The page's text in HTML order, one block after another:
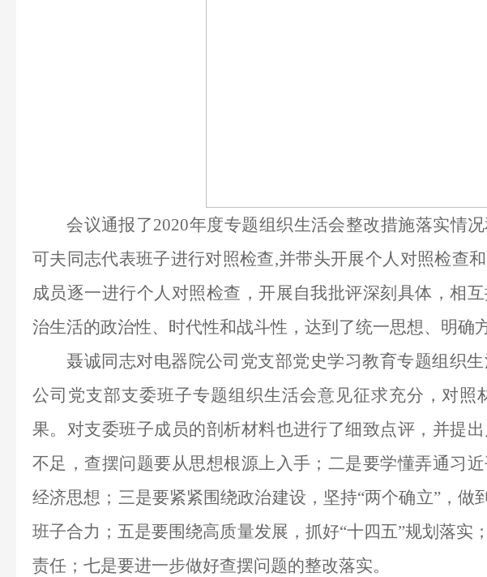
会议通报了2020年度专题组织生活会整改措施落实情
可夫 同志代表班子进行对照检查,并带头开展个人对照检查
成员逐一进行个人对照检查 ，开展自我批评深刻具体 ，相
治生活的政治性、时代性和战斗性，达到了统一思想、明确
聂诚同志对电器院公司党支部党史学习教育专题组织
公司 党支部支委班子专题组织生活会意见征求充分 ，对照
果。对支委班子成员的剖析材料也进行了细致点评 ， 并提出
不足，查摆问题要从思想根源上入手； 二是要学懂弄通习
经济思想； 三是要紧紧围绕政治建设， 坚持“两个确立”，做
班子合力 ；五是要围绕高质量发展， 抓好“十四五”规划落实
责任；七是要进一步做好查摆问题的整改落实。